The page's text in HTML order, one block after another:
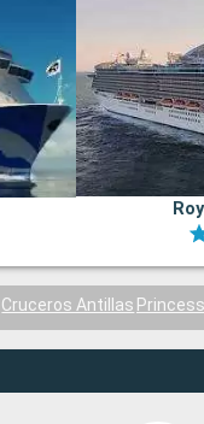
Cruceros Antillas